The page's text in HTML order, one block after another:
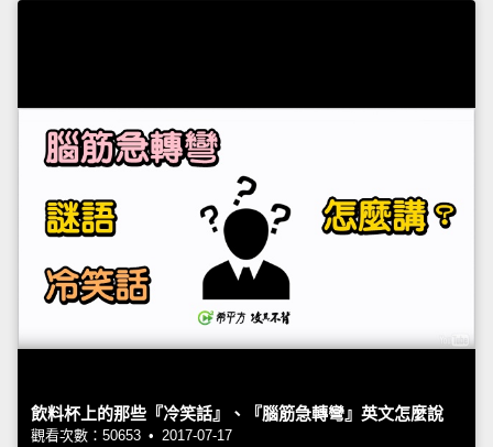
飲料杯上的那些『冷笑話』、『腦筋急轉彎』英文怎麼說
觀看次數：50653 • 2017-07-17